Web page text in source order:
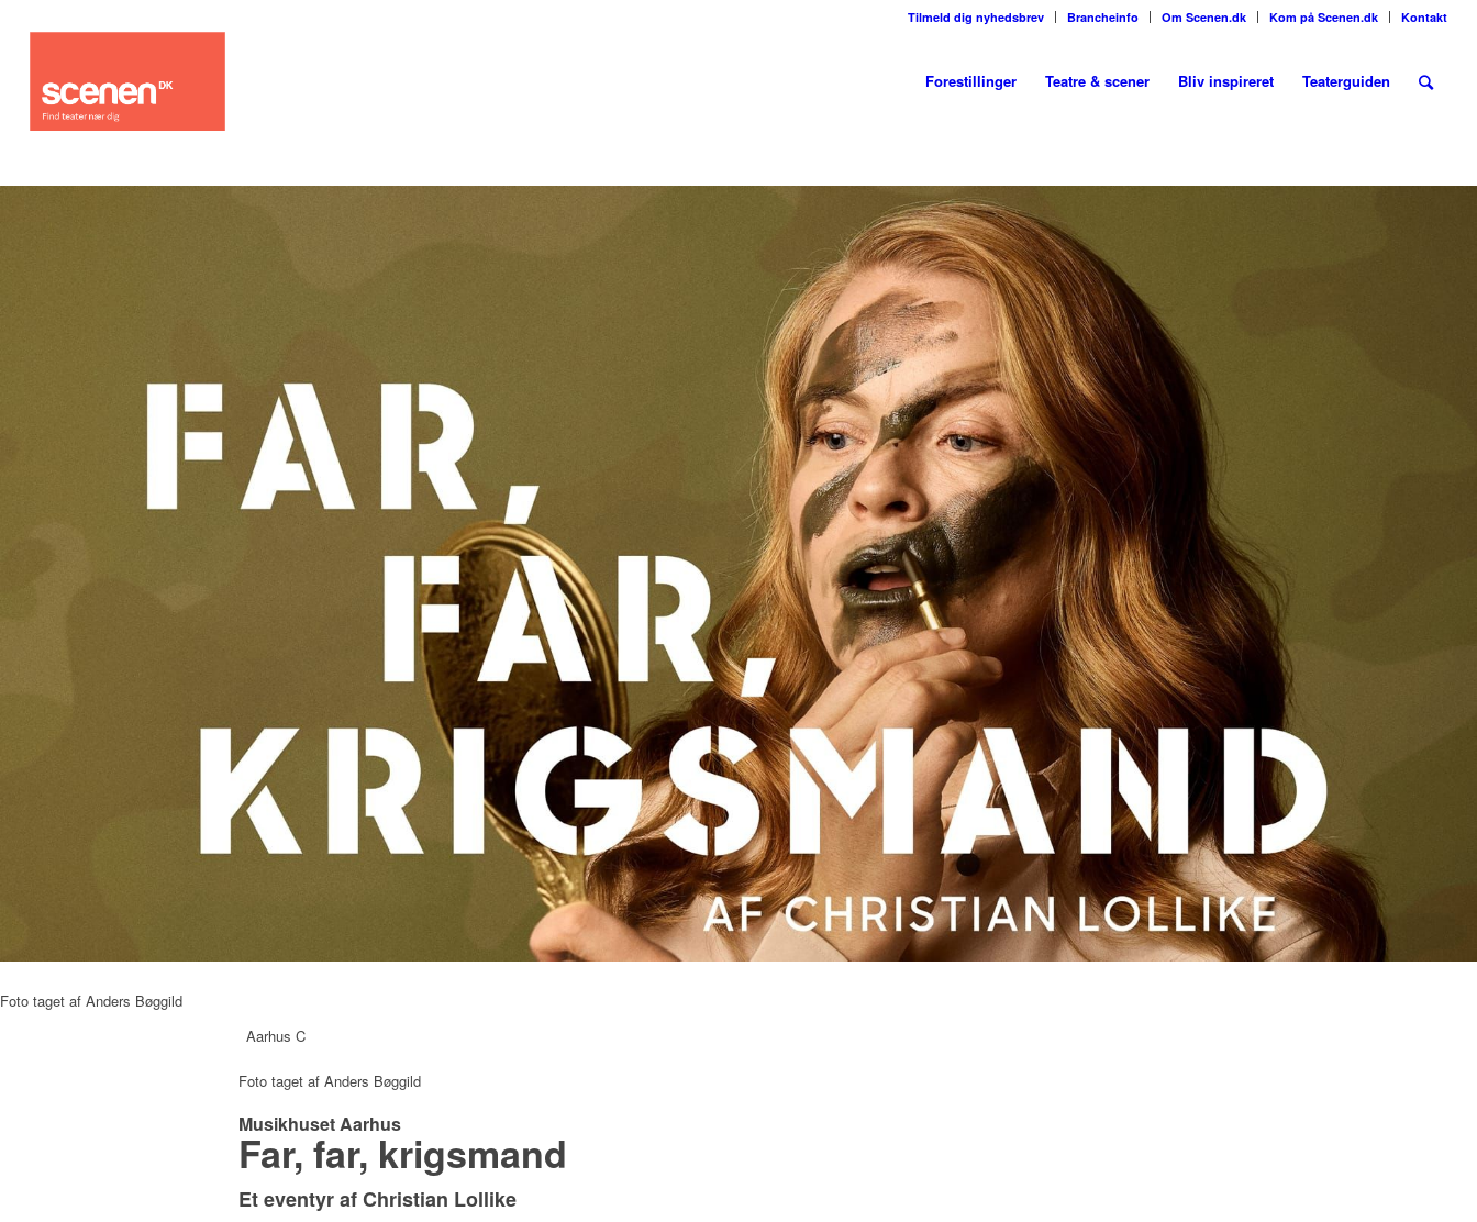
Tilmeld dig nyhedsbrev Brancheinfo Om Scenen.dk Kom på Scenen.dk Kontakt
Forestillinger Teatre & scener Bliv inspireret Teaterguiden
Foto taget af Anders Bøggild
Aarhus C
Foto taget af Anders Bøggild
Musikhuset Aarhus
Far, far, krigsmand
Et eventyr af Christian Lollike